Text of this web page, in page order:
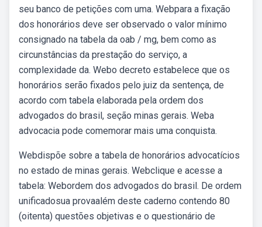
seu banco de petições com uma. Webpara a fixação
dos honorários deve ser observado o valor mínimo
consignado na tabela da oab / mg, bem como as
circunstâncias da prestação do serviço, a
complexidade da. Webo decreto estabelece que os
honorários serão fixados pelo juiz da sentença, de
acordo com tabela elaborada pela ordem dos
advogados do brasil, seção minas gerais. Weba
advocacia pode comemorar mais uma conquista.
Webdispõe sobre a tabela de honorários advocatícios
no estado de minas gerais. Webclique e acesse a
tabela: Webordem dos advogados do brasil. De ordem
unificadosua provaalém deste caderno contendo 80
(oitenta) questões objetivas e o questionário de